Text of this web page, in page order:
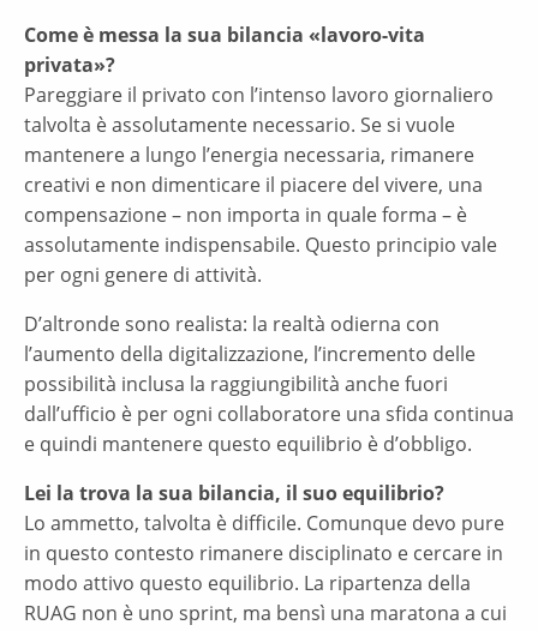
Come è messa la sua bilancia «lavoro-vita
privata»?
Pareggiare il privato con l’intenso lavoro giornaliero
talvolta è assolutamente necessario. Se si vuole
mantenere a lungo l’energia necessaria, rimanere
creativi e non dimenticare il piacere del vivere, una
compensazione – non importa in quale forma – è
assolutamente indispensabile. Questo principio vale
per ogni genere di attività.
D’altronde sono realista: la realtà odierna con
l’aumento della digitalizzazione, l’incremento delle
possibilità inclusa la raggiungibilità anche fuori
dall’ufficio è per ogni collaboratore una sfida continua
e quindi mantenere questo equilibrio è d’obbligo.
Lei la trova la sua bilancia, il suo equilibrio?
Lo ammetto, talvolta è difficile. Comunque devo pure
in questo contesto rimanere disciplinato e cercare in
modo attivo questo equilibrio. La ripartenza della
RUAG non è uno sprint, ma bensì una maratona a cui